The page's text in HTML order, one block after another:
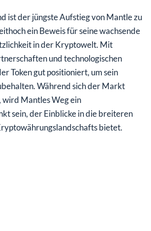
ist der jüngste Aufstieg von Mantle zu
ein Beweis für seine wachsende
in der Kryptowelt. Mit
und technologischen
Token gut positioniert, um sein
Während sich der Markt
Mantles Weg ein
sein, der Einblicke in die breiteren
bietet.